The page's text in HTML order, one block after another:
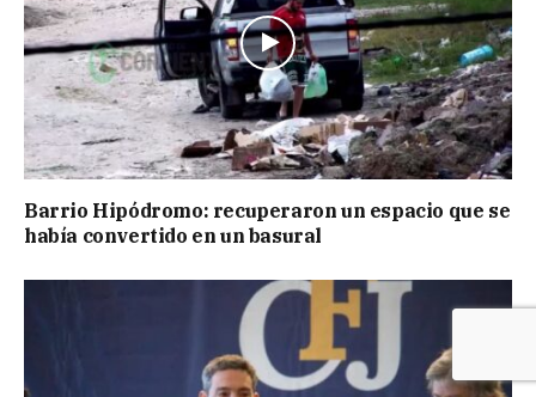
Barrio Hipódromo: recuperaron un espacio que se
había convertido en un basural